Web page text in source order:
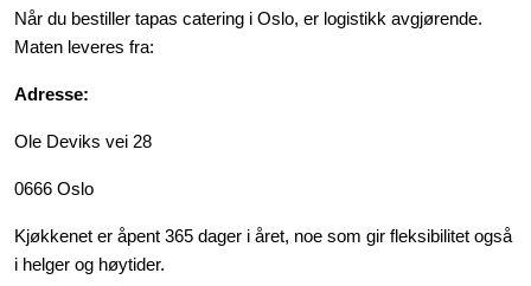
Når du bestiller tapas catering i Oslo, er logistikk avgjørende.
Maten leveres fra:
Adresse:
Ole Deviks vei 28
0666 Oslo
Kjøkkenet er åpent 365 dager i året, noe som gir fleksibilitet også
i helger og høytider.